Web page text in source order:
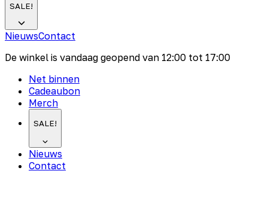
SALE!
NieuwsContact
De winkel is vandaag geopend van 12:00 tot 17:00
Net binnen
Cadeaubon
Merch
SALE!
Nieuws
Contact